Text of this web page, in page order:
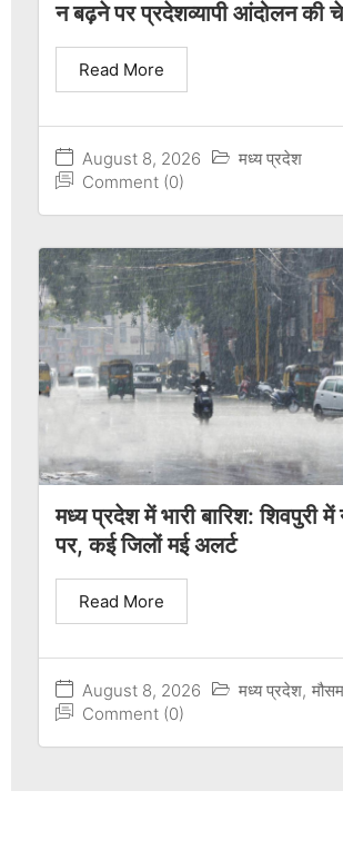
न बढ़ने पर प्रदेशव्यापी आंदोलन की
August 8, 2026
मध्य प्रदेश
Comment (0)
Read More
मध्य प्रदेश में भारी बारिश: शिवपुरी
पर, कई जिलों मई अलर्ट
August 8, 2026 मध्य प्रदेश, मौसम
Comment (0)
Read More